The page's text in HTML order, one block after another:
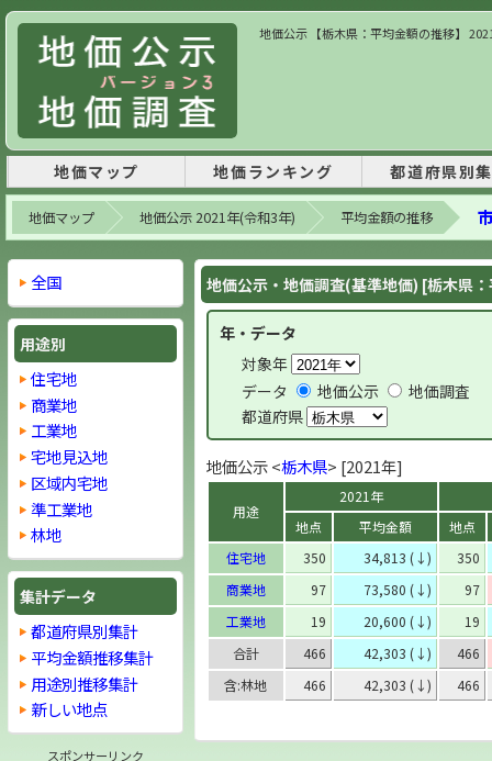
地価公示 【栃木県：平均金額の推移】
地価マップ 地価ランキング 都道府県別
地価マップ 地価公示 2021年(令和3年) 平均金額の推移
地価公示・地価調査(基準地価) [栃木県
年・データ
対象年
データ
地価公示
地価調査
都道府県
地価公示 <栃木県> [2021年]
用途
2021年
地点
平均金額
地点
住宅地
350 34,813 (↓)
350
商業地
97 73,580 (↓)
97
工業地
19 20,600 (↓)
19
合計
466 42,303 (↓)
466
含:林地
466 42,303 (↓) 466
全国
用途別
住宅地
商業地
工業地
宅地見込地
区域内宅地
準工業地
林地
集計データ
都道府県別集計
平均金額推移集計
用途別推移集計
新しい地点
スポンサーリンク